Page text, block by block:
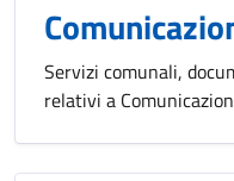
Servizi comunali,
relativi a